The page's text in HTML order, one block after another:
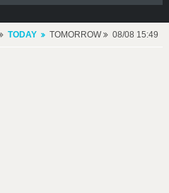
TODAY TOMORROW 08/08 15:49